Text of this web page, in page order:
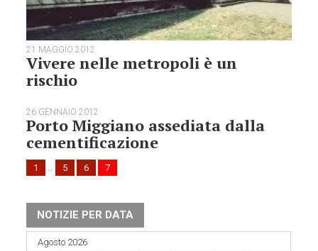
21 MAGGIO 2012
Vivere nelle metropoli è un
rischio
26 GENNAIO 2012
Porto Miggiano assediata dalla
cementificazione
1 … 5 6 7
NOTIZIE PER DATA
Agosto 2026